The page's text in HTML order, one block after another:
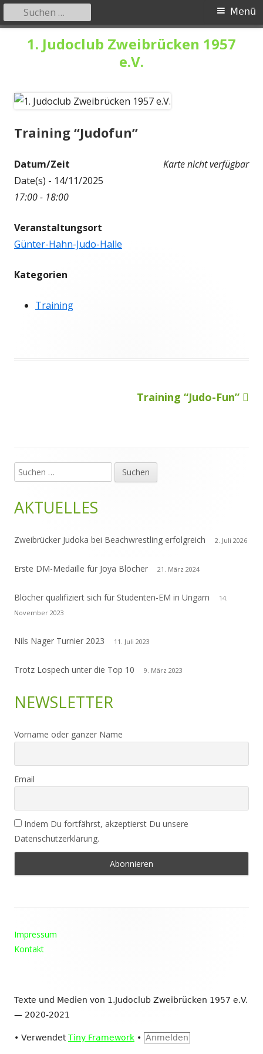
1. Judoclub Zweibrücken 1957
e.V.
Primäres
Menü
Menü
Suchen
nach:
Training “Judofun”
Karte nicht verfügbar
Datum/Zeit
Date(s) - 14/11/2025
17:00 - 18:00
Veranstaltungsort
Günter-Hahn-Judo-Halle
Kategorien
Training
BeitragsnavigationNächster
Training “Judo-Fun”
Haupt-
Seitenleiste
Suchen
nach:
AKTUELLES
Zweibrücker Judoka bei Beachwrestling erfolgreich 2. Juli 2026
Erste DM-Medaille für Joya Blöcher 21. März 2024
Blöcher qualifiziert sich für Studenten-EM in Ungarn
14.
November 2023
Nils Nager Turnier 2023 11. Juli 2023
Trotz Lospech unter die Top 10 9. März 2023
NEWSLETTER
Vorname oder ganzer Name
Email
Indem Du fortfährst, akzeptierst Du unsere
Datenschutzerklärung.
Inhalt
Impressum
Kontakt
Texte und Medien von 1.Judoclub Zweibrücken 1957 e.V.
— 2020-2021
• VerwendetTiny Framework • Anmelden